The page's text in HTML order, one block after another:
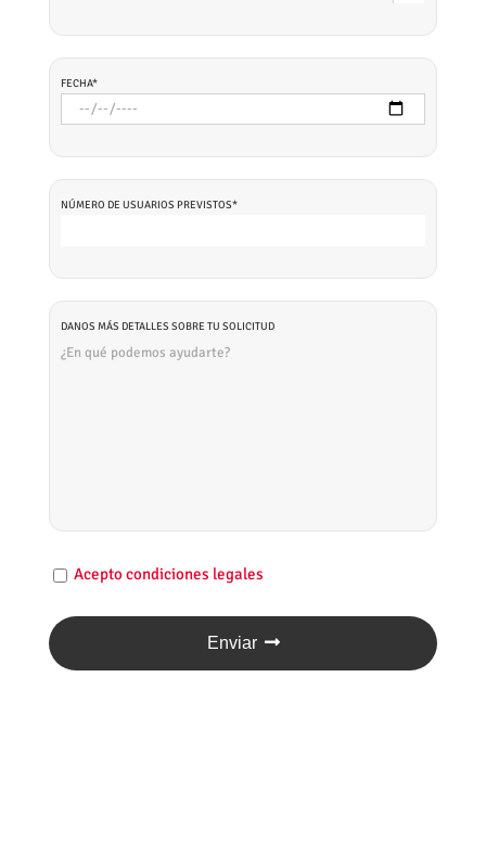
FECHA*
NÚMERO DE USUARIOS PREVISTOS*
DANOS MÁS DETALLES SOBRE TU SOLICITUD
Acepto condiciones legales
Enviar